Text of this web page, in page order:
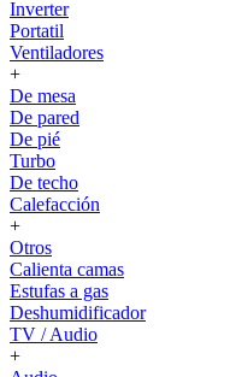
Inverter
Portatil
Ventiladores
+
De mesa
De pared
De pié
Turbo
De techo
Calefacción
+
Otros
Calienta camas
Estufas a gas
Deshumidificador
TV / Audio
+